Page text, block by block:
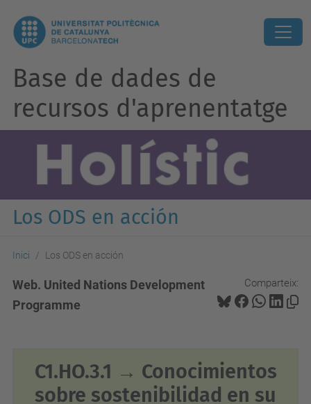
Base de dades de
recursos d'aprenentatge
Los ODS en acción
Inici Los ODS en acción
Comparteix:
Web. United Nations Development
Programme
C1.HO.3.1 → Conocimientos
sobre sostenibilidad en su